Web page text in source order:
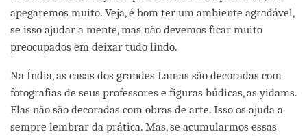
apegaremos muito. Veja, é bom ter um ambiente agradável,
se isso ajudar a mente, mas não devemos ficar muito
preocupados em deixar tudo lindo.
Na Índia, as casas dos grandes Lamas são decoradas com
fotografias de seus professores e figuras búdicas, as yidams.
Elas não são decoradas com obras de arte. Isso os ajuda a
sempre lembrar da prática. Mas, se acumularmos essas